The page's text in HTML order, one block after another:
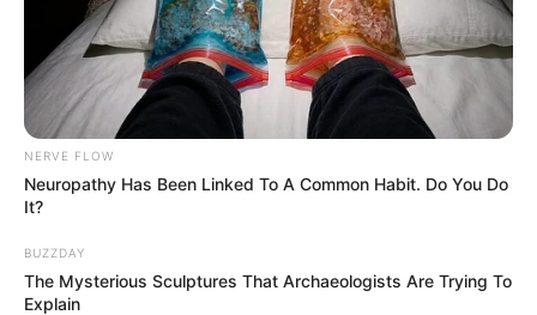
8 Kata Lucu Seputar Malam
Ngenes
NERVE FLOW
Neuropathy Has Been Linked To A Common Habit. Do You Do
It?
BUZZDAY
The Mysterious Sculptures That Archaeologists Are Trying To
Explain